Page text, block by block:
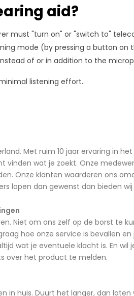
aid?
must "turn on" or "switch to"
mode (by pressing a button on
of or in addition to the
listening effort.
Met ruim 10 jaar ervaring in
wat je zoekt. Onze
Onze klanten waarderen ons
lopen dan gewenst dan bieden
Niet om ons zelf op de borst te
hoe onze service is bevallen
wat je eventuele klacht is. En
over het product te melden.
huis. Duurt het langer, dan laten